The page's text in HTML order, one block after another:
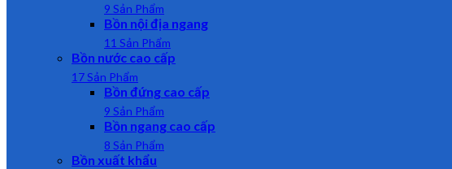
9 Sản Phẩm
Bồn nội địa ngang
11 Sản Phẩm
Bồn nước cao cấp
17 Sản Phẩm
Bồn đứng cao cấp
9 Sản Phẩm
Bồn ngang cao cấp
8 Sản Phẩm
Bồn xuất khẩu